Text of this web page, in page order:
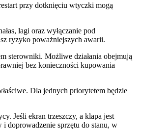
przy dotknięciu wtyczki mogą
lagi oraz wyłączanie pod
ryzyko poważniejszych awarii.
sterowniki. Możliwe działania obejmują
bez konieczności kupowania
Dla jednych priorytetem będzie
Jeśli ekran trzeszczy, a klapa jest
doprowadzenie sprzętu do stanu, w